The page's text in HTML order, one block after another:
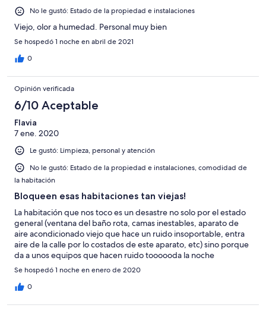
No le gustó: Estado de la propiedad e instalaciones
Viejo, olor a humedad. Personal muy bien
Se hospedó 1 noche en abril de 2021
0
Opinión verificada
6/10 Aceptable
Flavia
7 ene. 2020
Le gustó: Limpieza, personal y atención
No le gustó: Estado de la propiedad e instalaciones, comodidad de
la habitación
Bloqueen esas habitaciones tan viejas!
La habitación que nos toco es un desastre no solo por el estado
general (ventana del baño rota, camas inestables, aparato de
aire acondicionado viejo que hace un ruido insoportable, entra
aire de la calle por lo costados de este aparato, etc) sino porque
da a unos equipos que hacen ruido toooooda la noche
Se hospedó 1 noche en enero de 2020
0